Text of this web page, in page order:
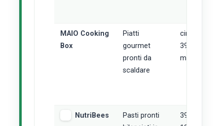
MAIO Cooking
Box
Piatti
gourmet
pronti da
scaldare
circa 29-
39€ a
menu
NutriBees
Pasti pronti
39,95€ per